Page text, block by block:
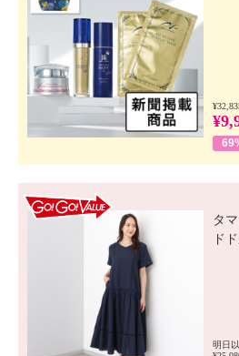
タ
ド
明日